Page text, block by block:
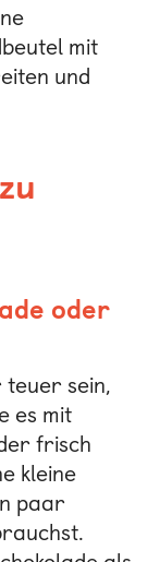
mit
und
oder
teuer sein,
es mit
frisch
kleine
paar